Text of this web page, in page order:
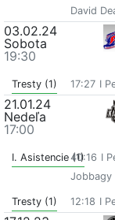
David
03.02.24
Sobota
19:30
Tresty (1) 17:27 I
21.01.24
Nedeľa
17:00
I. Asistencie (1)40:16 I
Jobbagy
Tresty (1) 12:18 I